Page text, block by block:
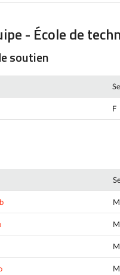
- École de
soutien
F
M
M
M
M